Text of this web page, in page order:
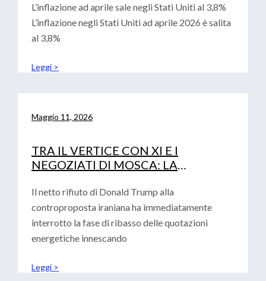
L’inflazione ad aprile sale negli Stati Uniti al 3,8%
L’inflazione negli Stati Uniti ad aprile 2026 è salita
al 3,8%
Leggi >
Maggio 11, 2026
TRA IL VERTICE CON XI E I
NEGOZIATI DI MOSCA: LA
PROVA DEI FATTI
Il netto rifiuto di Donald Trump alla
controproposta iraniana ha immediatamente
interrotto la fase di ribasso delle quotazioni
energetiche innescando
Leggi >